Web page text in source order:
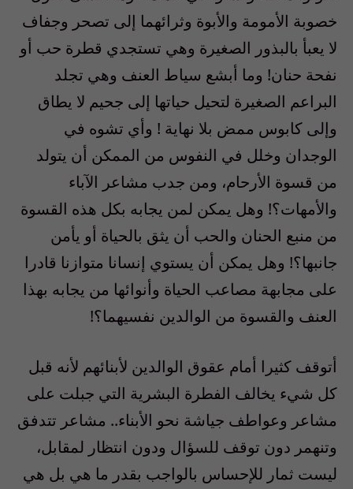
خصوبة الأمومة والأبوة وثرائهما إلى تصحر وجفاف
لا يعبأ بالبذور الصغيرة وهي تستجدي قطرة حب أو
نفحة حنان! وما أبشع سياط العنف وهي تجلد
البراعم الصغيرة لتحيل حياتها إلى جحيم لا يطاق
وإلى كابوس ممض بلا نهاية ! وأي تشوه في
الوجدان وخلل في النفوس من الممكن أن يتولد
من قسوة الأرحام، ومن جدب مشاعر الآباء
والأمهات؟! وهل يمكن لمن يجابه بكل هذه القسوة
من منبع الحنان والحب أن يثق بالحياة أو يأمن
جانبها؟! وهل يمكن أن يستوي إنسانا متوازنا قادرا
على مجابهة مصاعب الحياة وأنوائها من يجابه بهذا
العنف والقسوة من الوالدين نفسيهما؟!
أتوقف كثيرا أمام عقوق الوالدين لأبنائهم لأنه قبل
كل شيء يخالف الفطرة البشرية التي جبلت على
مشاعر وعواطف جياشة نحو الأبناء.. مشاعر تتدفق
وتنهمر دون توقف للسؤال ودون انتظار لمقابل،
ليست ثمار للإحساس بالواجب بقدر ما هي بل هي